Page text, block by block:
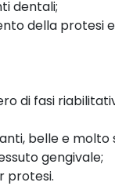
dentali;
della protesi
di fasi
belle e molto
gengivale;
protesi.